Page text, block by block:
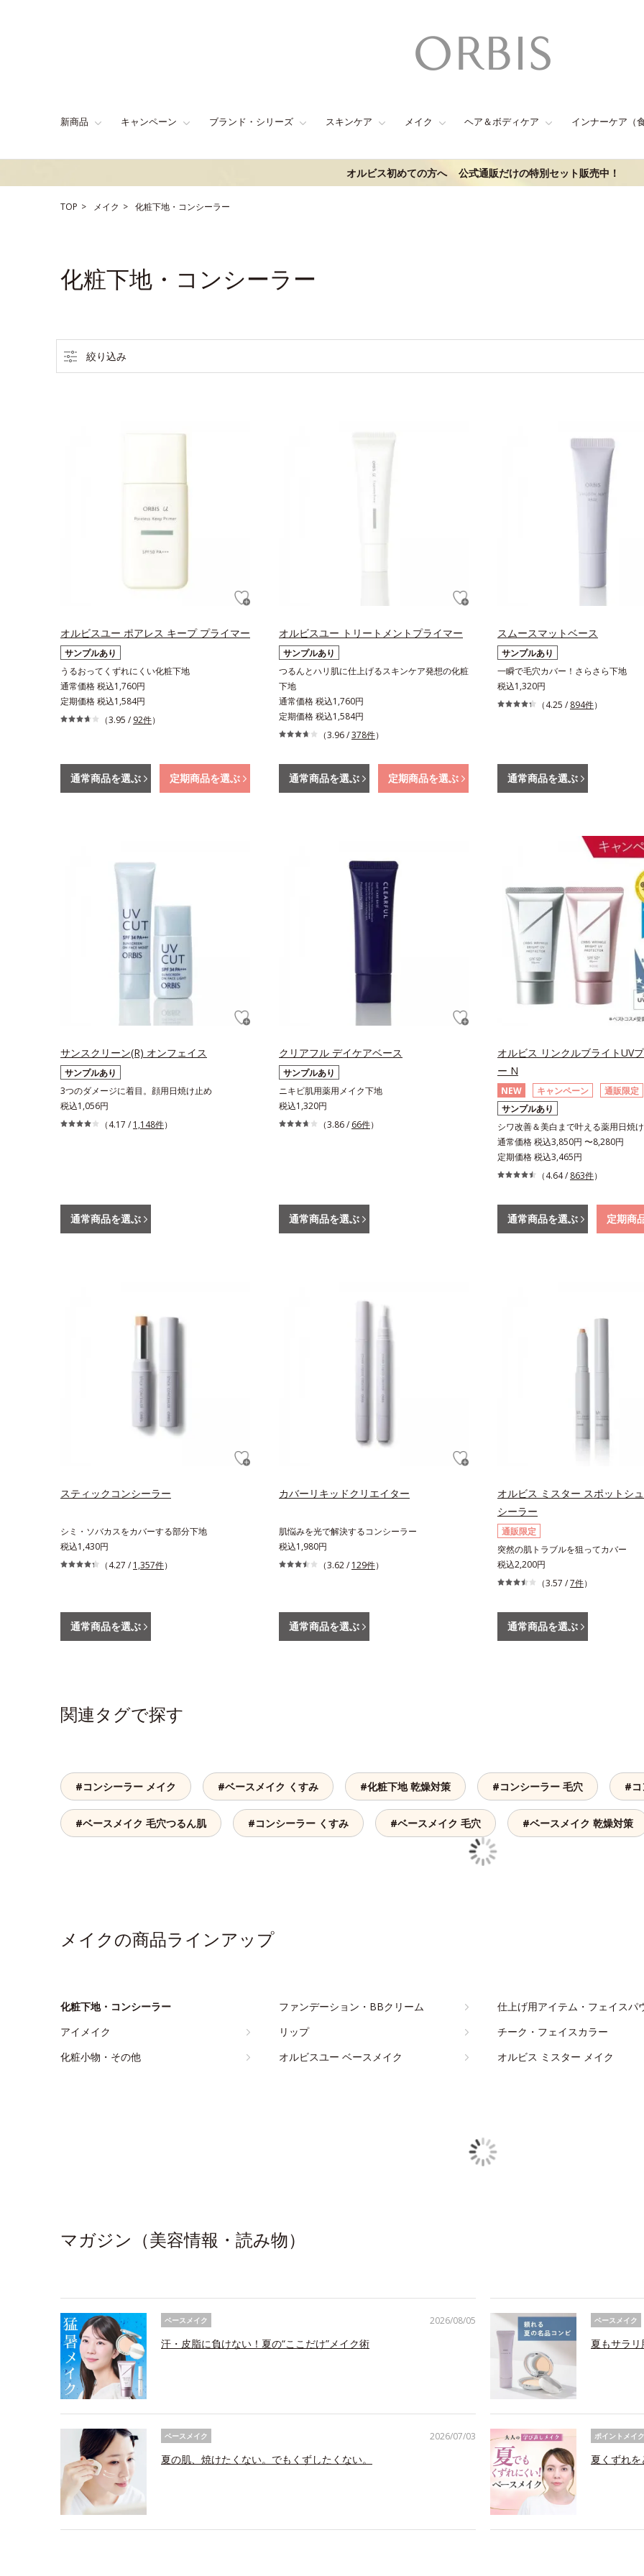
新商品 キャンペーン ブランド・シリーズ スキンケア メイク ヘア＆ボディケア インナーケア（
オルビス初めての方へ 公式通販だけの特別セット販売中！
TOP メイク 化粧下地・コンシーラー
化粧下地・コンシーラー
絞り込み
オルビスユー ポアレス キープ プライマー
サンプルあり
うるおってくずれにくい化粧下地
通常価格 税込1,760円
定期価格 税込1,584円
（3.95 / 92件）
通常商品を選ぶ 定期商品を選ぶ
オルビスユー トリートメントプライマー
サンプルあり
つるんとハリ肌に仕上げるスキンケア発想の化粧
下地
通常価格 税込1,760円
定期価格 税込1,584円
（3.96 /378件）
通常商品を選ぶ 定期商品を選ぶ
スムースマットベース
サンプルあり
一瞬で毛穴カバー！さらさら下地
税込1,320円
（4.25 / 894件）
通常商品を選ぶ
サンスクリーン(R) オンフェイス
サンプルあり
3つのダメージに着目。顔用日焼け止め
税込1,056円
（4.17 / 1,148件）
通常商品を選ぶ
クリアフル デイケアベース
サンプルあり
ニキビ肌用薬用メイク下地
税込1,320円
（3.86 / 66件）
通常商品を選ぶ
オルビス リンクルブライトUV
ー N
NEW キャンペーン
通販限定
サンプルあり
シワ改善＆美白まで叶える薬用日焼
通常価格 税込3,850円 〜8,280円
定期価格 税込3,465円
（4.64 / 863件）
通常商品を選ぶ 定期商
スティックコンシーラー
シミ・ソバカスをカバーする部分下地
税込1,430円
（4.27 / 1,357件）
通常商品を選ぶ
カバーリキッドクリエイター
肌悩みを光で解決するコンシーラー
税込1,980円
（3.62 / 129件）
通常商品を選ぶ
オルビス ミスター スポットシ
シーラー
通販限定
突然の肌トラブルを狙ってカバー
税込2,200円
（3.57 /7件）
通常商品を選ぶ
関連タグで探す
#コンシーラー メイク #ベースメイク くすみ #化粧下地 乾燥対策 #コンシーラー 毛穴 #コ
#ベースメイク 毛穴つるん肌 #コンシーラー くすみ #ベースメイク 毛穴 #ベースメイク 乾燥対策
メイクの商品ラインアップ
化粧下地・コンシーラー ファンデーション・BBクリーム 仕上げ用アイテム・フェイスパ
アイメイク
リップ チーク・フェイスカラー
化粧小物・その他
オルビスユー ベースメイク オルビス ミスター メイク
マガジン（美容情報・読み物）
ベースメイク
汗・皮脂に負けない！夏の“ここだけ”メイク術
2026/08/05 ベースメイク
夏もサラ
ベースメイク
夏の肌、焼けたくない。でもくずしたくない。
2026/07/03 ポイントメイク
夏くずれ